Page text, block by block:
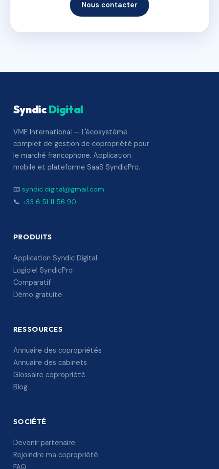
Nous contacter
SyndicDigital
VME International — L'écosystème
complet de gestion de copropriété pour
le marché francophone. Application
mobile et plateforme SaaS SyndicPro.
📧 syndic.digital@gmail.com
📞 +33 6 51 11 56 90
PRODUITS
Application Syndic Digital
Logiciel SyndicPro
Comparatif
Démo gratuite
RESSOURCES
Annuaire des copropriétés
Annuaire des cabinets
Glossaire copropriété
Blog
SOCIÉTÉ
Devenir partenaire
Rejoindre ma copropriété
FAQ